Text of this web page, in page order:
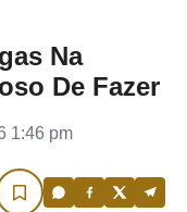
Na
De Fazer
1:46 pm